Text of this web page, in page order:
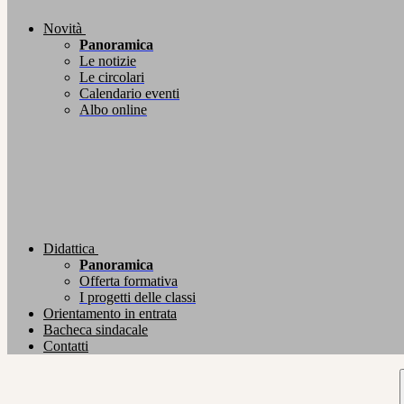
Novità
Panoramica
Le notizie
Le circolari
Calendario eventi
Albo online
Didattica
Panoramica
Offerta formativa
I progetti delle classi
Orientamento in entrata
Bacheca sindacale
Contatti